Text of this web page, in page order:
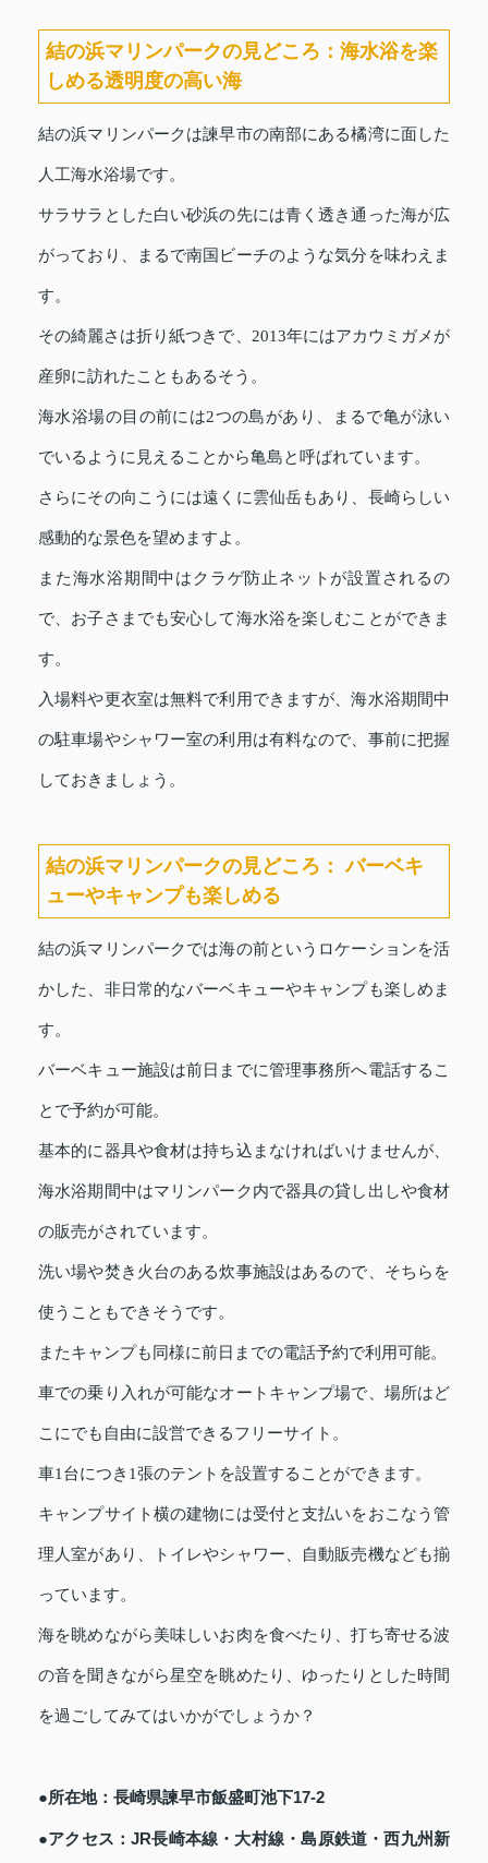
結の浜マリンパークの見どころ：海水浴を楽
しめる透明度の高い海
結の浜マリンパークは諫早市の南部にある橘湾に面した
人工海水浴場です。
サラサラとした白い砂浜の先には青く透き通った海が広
がっており、まるで南国ビーチのような気分を味わえま
す。
その綺麗さは折り紙つきで、2013年にはアカウミガメが
産卵に訪れたこともあるそう。
海水浴場の目の前には2つの島があり、まるで亀が泳い
でいるように見えることから亀島と呼ばれています。
さらにその向こうには遠くに雲仙岳もあり、長崎らしい
感動的な景色を望めますよ。
また海水浴期間中はクラゲ防止ネットが設置されるの
で、お子さまでも安心して海水浴を楽しむことができま
す。
入場料や更衣室は無料で利用できますが、海水浴期間中
の駐車場やシャワー室の利用は有料なので、事前に把握
しておきましょう。
結の浜マリンパークの見どころ： バーベキ
ューやキャンプも楽しめる
結の浜マリンパークでは海の前というロケーションを活
かした、非日常的なバーベキューやキャンプも楽しめま
す。
バーベキュー施設は前日までに管理事務所へ電話するこ
とで予約が可能。
基本的に器具や食材は持ち込まなければいけませんが、
海水浴期間中はマリンパーク内で器具の貸し出しや食材
の販売がされています。
洗い場や焚き火台のある炊事施設はあるので、そちらを
使うこともできそうです。
またキャンプも同様に前日までの電話予約で利用可能。
車での乗り入れが可能なオートキャンプ場で、場所はど
こにでも自由に設営できるフリーサイト。
車1台につき1張のテントを設置することができます。
キャンプサイト横の建物には受付と支払いをおこなう管
理人室があり、トイレやシャワー、自動販売機なども揃
っています。
海を眺めながら美味しいお肉を食べたり、打ち寄せる波
の音を聞きながら星空を眺めたり、ゆったりとした時間
を過ごしてみてはいかがでしょうか？
●所在地：長崎県諫早市飯盛町池下17-2
●アクセス：JR長崎本線・大村線・島原鉄道・西九州新